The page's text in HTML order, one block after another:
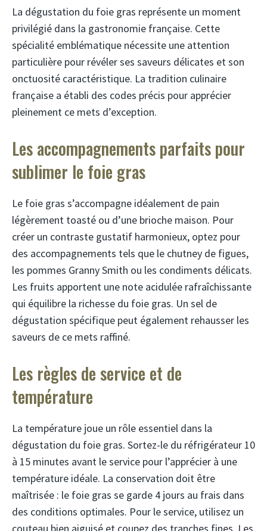
La dégustation du foie gras représente un moment
privilégié dans la gastronomie française. Cette
spécialité emblématique nécessite une attention
particulière pour révéler ses saveurs délicates et son
onctuosité caractéristique. La tradition culinaire
française a établi des codes précis pour apprécier
pleinement ce mets d’exception.
Les accompagnements parfaits pour
sublimer le foie gras
Le foie gras s’accompagne idéalement de pain
légèrement toasté ou d’une brioche maison. Pour
créer un contraste gustatif harmonieux, optez pour
des accompagnements tels que le chutney de figues,
les pommes Granny Smith ou les condiments délicats.
Les fruits apportent une note acidulée rafraîchissante
qui équilibre la richesse du foie gras. Un sel de
dégustation spécifique peut également rehausser les
saveurs de ce mets raffiné.
Les règles de service et de
température
La température joue un rôle essentiel dans la
dégustation du foie gras. Sortez-le du réfrigérateur 10
à 15 minutes avant le service pour l’apprécier à une
température idéale. La conservation doit être
maîtrisée : le foie gras se garde 4 jours au frais dans
des conditions optimales. Pour le service, utilisez un